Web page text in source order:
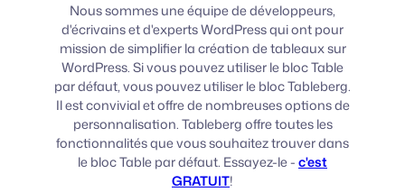
Nous sommes une équipe de développeurs,
d'écrivains et d'experts WordPress qui ont pour
mission de simplifier la création de tableaux sur
WordPress. Si vous pouvez utiliser le bloc Table
par défaut, vous pouvez utiliser le bloc Tableberg.
Il est convivial et offre de nombreuses options de
personnalisation. Tableberg offre toutes les
fonctionnalités que vous souhaitez trouver dans
le bloc Table par défaut. Essayez-le -c'est
GRATUIT!